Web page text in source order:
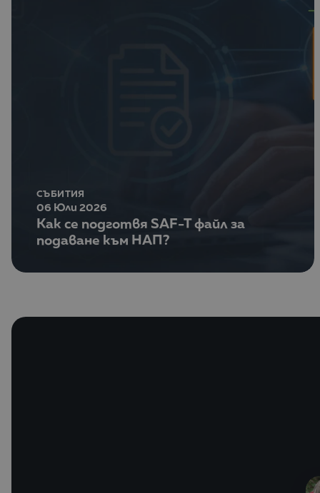
СЪБИТИЯ
06 Юли 2026
Как се подготвя SAF-T файл за
подаване към НАП?